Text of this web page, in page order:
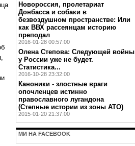
Новороссия, пролетариат
Донбасса и собаки в
безвоздушном пространстве: Или
как ВВХ рассеянцам историю
преподал
2016-01-28 00:57:00
Олена Степова: Следующей войны
у России уже не будет.
Статистика...
2016-10-28 23:32:00
Каноники - злостные враги
опочленцев истинно
православного лугандона
(Степные истории из зоны АТО)
2015-01-20 21:37:00
МИ НА FACEBOOK